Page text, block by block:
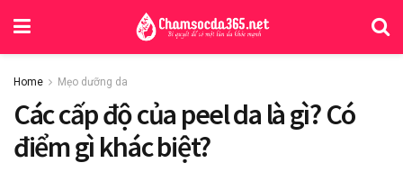
Home Mẹo dưỡng da
Các cấp độ của peel da là gì? Có
điểm gì khác biệt?